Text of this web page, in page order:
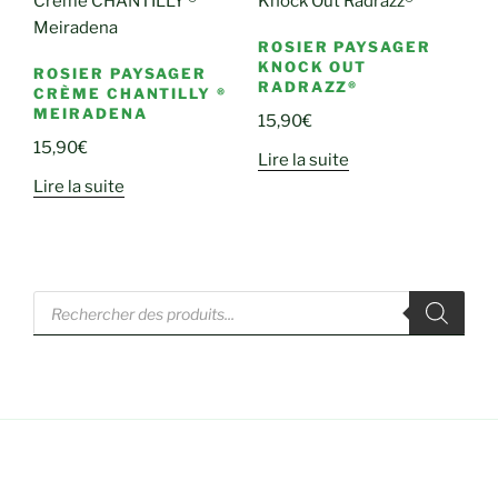
ROSIER PAYSAGER
CRÈME CHANTILLY ®
MEIRADENA
15,90€
Lire la suite
ROSIER PAYSAGER
KNOCK OUT
RADRAZZ®
15,90€
Lire la suite
Recherche
produits